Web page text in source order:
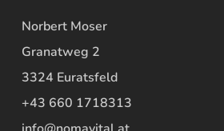
Norbert Moser
Granatweg 2
3324 Euratsfeld
+43 660 1718313